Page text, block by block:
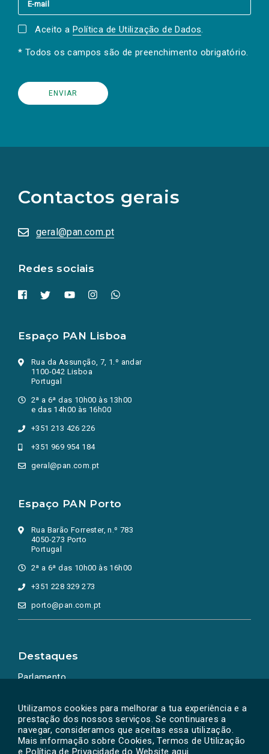
Utilizamos cookies para melhorar a tua experiência e a
prestação dos nossos serviços. Se continuares a
navegar, consideramos que aceitas essa utilização.
Mais informação sobre Cookies, Termos de Utilização
e Política de Privacidade do Website aqui
Aceito a Política de Utilização de Dados.
* Todos os campos são de preenchimento obrigatório.
Contactos gerais
geral@pan.com.pt
Redes sociais
redes
sociais
numa
nova
Espaço PAN Lisboa
Rua da Assunção, 7, 1.º andar
1100-042 Lisboa
Portugal
2ª a 6ª das 10h00 às 13h00
e das 14h00 às 16h00
+351 213 426 226
+351 969 954 184
geral@pan.com.pt
Espaço PAN Porto
Rua Barão Forrester, n.º 783
4050-273 Porto
Portugal
2ª a 6ª das 10h00 às 16h00
+351 228 329 273
porto@pan.com.pt
Destaques
Parlamento